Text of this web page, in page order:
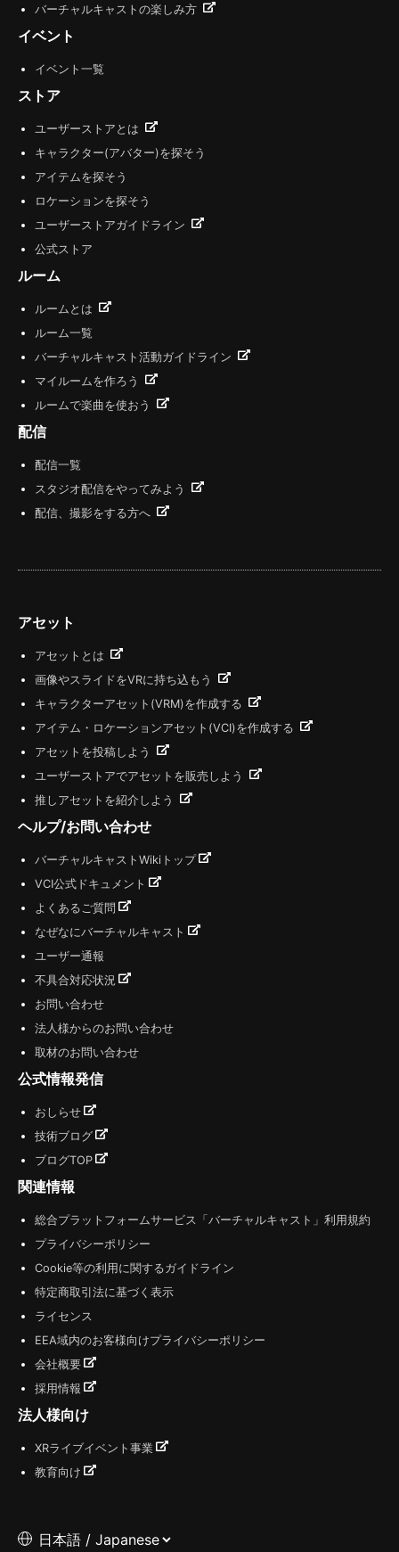
バーチャルキャストの楽しみ方
イベント
イベント一覧
ストア
ユーザーストアとは
キャラクター(アバター)を探そう
アイテムを探そう
ロケーションを探そう
ユーザーストアガイドライン
公式ストア
ルーム
ルームとは
ルーム一覧
バーチャルキャスト活動ガイドライン
マイルームを作ろう
ルームで楽曲を使おう
配信
配信一覧
スタジオ配信をやってみよう
配信、撮影をする方へ
アセット
アセットとは
画像やスライドをVRに持ち込もう
キャラクターアセット(VRM)を作成する
アイテム・ロケーションアセット(VCI)を作成する
アセットを投稿しよう
ユーザーストアでアセットを販売しよう
推しアセットを紹介しよう
ヘルプ/お問い合わせ
バーチャルキャストWikiトップ
VCI公式ドキュメント
よくあるご質問
なぜなにバーチャルキャスト
ユーザー通報
不具合対応状況
お問い合わせ
法人様からのお問い合わせ
取材のお問い合わせ
公式情報発信
おしらせ
技術ブログ
ブログTOP
関連情報
総合プラットフォームサービス「バーチャルキャスト」利用規約
プライバシーポリシー
Cookie等の利用に関するガイドライン
特定商取引法に基づく表示
ライセンス
EEA域内のお客様向けプライバシーポリシー
会社概要
採用情報
法人様向け
XRライブイベント事業
教育向け